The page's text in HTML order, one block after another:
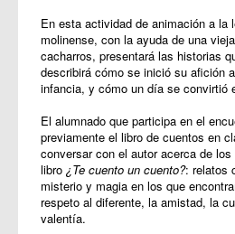
En esta actividad de animación a la
molinense, con la ayuda de una
cacharros, presentará las historias
describirá cómo se inició su afición
infancia, y cómo un día se convirtió
El alumnado que participa en el
previamente el libro de cuentos en
conversar con el autor acerca de
libro ¿Te cuento un cuento?: relatos
misterio y magia en los que
respeto al diferente, la amistad, la
valentía.